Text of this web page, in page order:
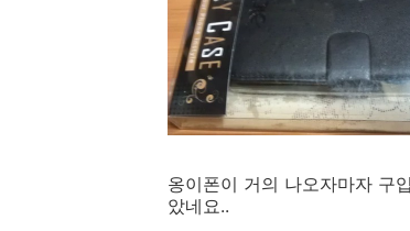
옹이폰이 거의 나오자마자 구
았네요..